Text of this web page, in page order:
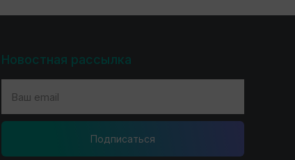
Новостная рассылка
Подпиcаться